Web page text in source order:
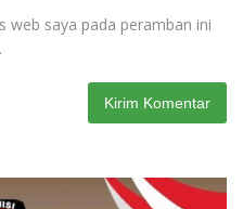
web saya pada peramban ini